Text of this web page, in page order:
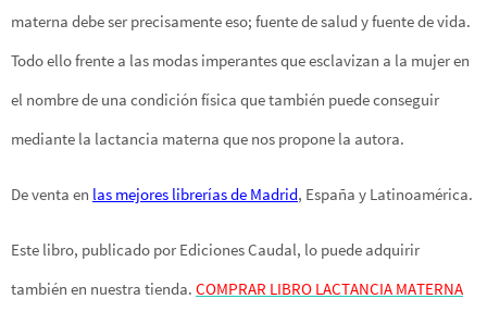
materna debe ser precisamente eso; fuente de salud y fuente de vida.
Todo ello frente a las modas imperantes que esclavizan a la mujer en
el nombre de una condición física que también puede conseguir
mediante la lactancia materna que nos propone la autora.
De venta en las mejores librerías de Madrid, España y Latinoamérica.
Este libro, publicado por Ediciones Caudal, lo puede adquirir
también en nuestra tienda. COMPRAR LIBRO LACTANCIA MATERNA